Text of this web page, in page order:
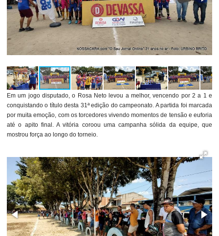
Em um jogo disputado, o Rosa Neto levou a melhor, vencendo por 2 a 1 e
conquistando o título desta 31ª edição do campeonato. A partida foi marcada
por muita emoção, com os torcedores vivendo momentos de tensão e euforia
até o apito final. A vitória coroou uma campanha sólida da equipe, que
mostrou força ao longo do torneio.